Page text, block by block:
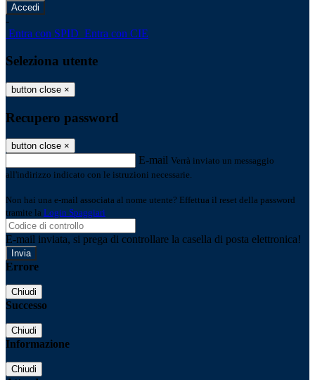
-
Entra con SPID Entra con CIE
Seleziona utente
button close ×
Recupero password
button close ×
E-mail Verrà inviato un messaggio
all'indirizzo indicato con le istruzioni necessarie.
Non hai una e-mail associata al nome utente? Effettua il reset della password
tramite la Login Spaggiari
E-mail inviata, si prega di controllare la casella di posta elettronica!
Errore
Chiudi
Successo
Chiudi
Informazione
Chiudi